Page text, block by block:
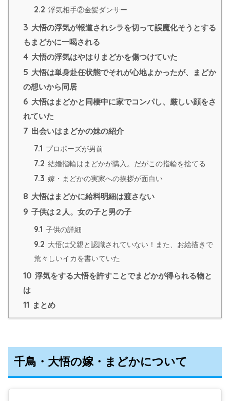
2.2 浮気相手②金髪ダンサー
3 大悟の浮気が報道されシラを切って誤魔化そうとする
もまどかに一喝される
4 大悟の浮気はやはりまどかを傷つけていた
5 大悟は単身赴任状態でそれが心地よかったが、まどか
の想いから同居
6 大悟はまどかと同棲中に家でコンパし、厳しい顔をさ
れていた
7 出会いはまどかの妹の紹介
7.1 プロポーズが男前
7.2 結婚指輪はまどかが購入。だがこの指輪を捨てる
7.3 嫁・まどかの実家への挨拶が面白い
8 大悟はまどかに給料明細は渡さない
9 子供は２人。女の子と男の子
9.1 子供の詳細
9.2 大悟は父親と認識されていない！また、お絵描きで
荒々しいイカを書いていた
10 浮気をする大悟を許すことでまどかが得られる物と
は
11 まとめ
千鳥・大悟の嫁・まどかについて